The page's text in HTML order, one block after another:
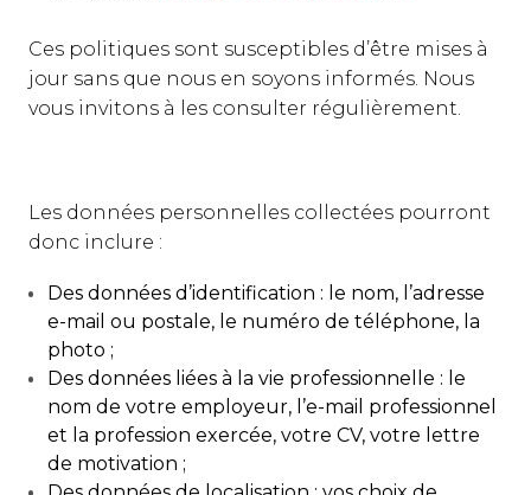
Ces politiques sont susceptibles d’être mises à
jour sans que nous en soyons informés. Nous
vous invitons à les consulter régulièrement.
Les données personnelles collectées pourront
donc inclure :
Des données d’identification : le nom, l’adresse
e-mail ou postale, le numéro de téléphone, la
photo ;
Des données liées à la vie professionnelle : le
nom de votre employeur, l’e-mail professionnel
et la profession exercée, votre CV, votre lettre
de motivation ;